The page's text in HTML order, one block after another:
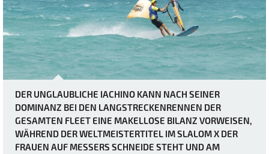
DER UNGLAUBLICHE IACHINO KANN NACH SEINER
DOMINANZ BEI DEN LANGSTRECKENRENNEN DER
GESAMTEN FLEET EINE MAKELLOSE BILANZ VORWEISEN,
WÄHREND DER WELTMEISTERTITEL IM SLALOM X DER
FRAUEN AUF MESSERS SCHNEIDE STEHT UND AM